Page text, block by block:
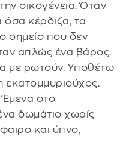
οικογένεια. Όταν
κέρδιζα, τα
σημείο που δεν
απλώς ένα βάρος.
με ρωτούν. Υποθέτω
εκατομμυριούχος.
Έμενα στο
δωμάτιο χωρίς
και ύπνο,